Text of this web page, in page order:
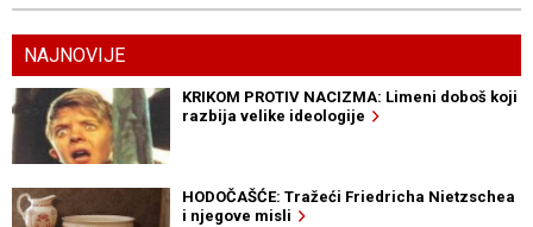
NAJNOVIJE
KRIKOM PROTIV NACIZMA: Limeni doboš koji
razbija velike ideologije
HODOČAŠĆE: Tražeći Friedricha Nietzschea
i njegove misli